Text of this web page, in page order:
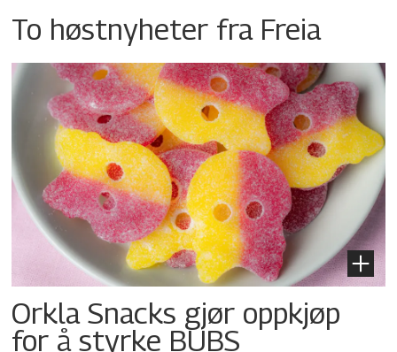
To høstnyheter fra Freia
Orkla Snacks gjør oppkjøp
for å styrke BUBS